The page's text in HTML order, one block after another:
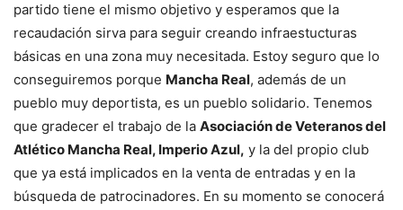
partido tiene el mismo objetivo y esperamos que la
recaudación sirva para seguir creando infraestucturas
básicas en una zona muy necesitada. Estoy seguro que lo
conseguiremos porque Mancha Real, además de un
pueblo muy deportista, es un pueblo solidario. Tenemos
que gradecer el trabajo de la Asociación de Veteranos del
Atlético Mancha Real, Imperio Azul, y la del propio club
que ya está implicados en la venta de entradas y en la
búsqueda de patrocinadores. En su momento se conocerá